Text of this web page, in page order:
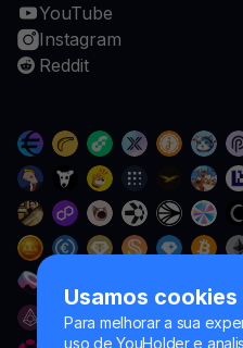
Usamos cookies
Para melhorar a sua
uso de YouHolder e
YouTube
Instagram
Reddit